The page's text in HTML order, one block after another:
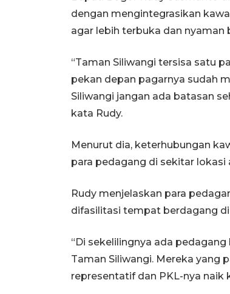
dengan mengintegrasikan
agar lebih terbuka dan nyaman
“Taman Siliwangi tersisa satu
pekan depan pagarnya sudah
Siliwangi jangan ada batasan
kata Rudy.
Menurut dia, keterhubungan
para pedagang di sekitar
Rudy menjelaskan para
difasilitasi tempat berdagang
“Di sekelilingnya ada
Taman Siliwangi. Mereka yang
representatif dan PKL-nya naik